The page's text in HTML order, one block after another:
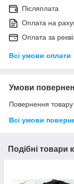
Післяплата
Оплата на
Оплата за
Всі умови оплати
Умови
Повернення
Всі умови
Подібні товари